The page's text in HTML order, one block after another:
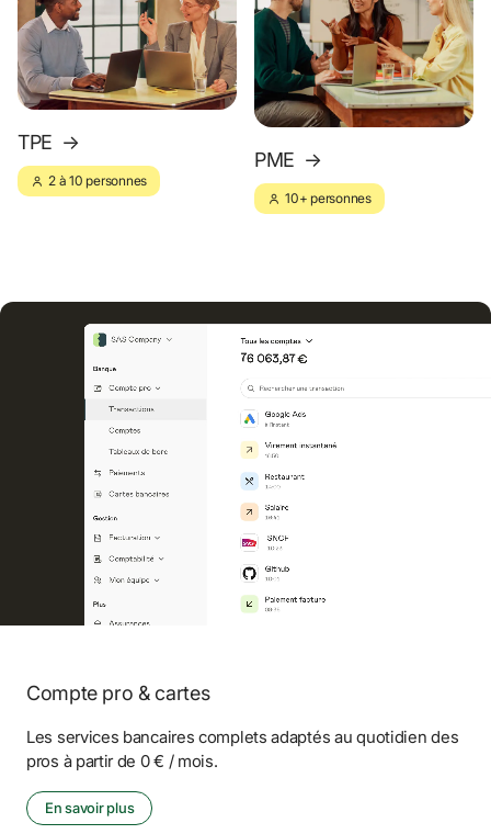
TPE →
2 à 10 personnes
PME →
10+ personnes
Compte pro & cartes
Les services bancaires complets adaptés au quotidien des
pros à partir de 0 € / mois.
En savoir plus